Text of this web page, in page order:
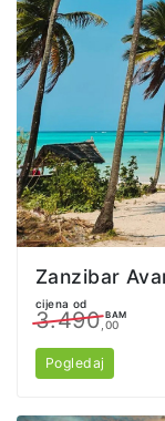
Zanzibar
cijena od
3.490 BAM
,00
Pogledaj